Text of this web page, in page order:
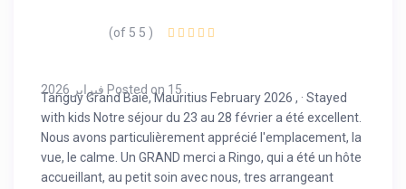
Posted on 15 فبراير 2026
( 5 of 5)
Tanguy Grand Baie, Mauritius February 2026 , · Stayed
with kids Notre séjour du 23 au 28 février a été excellent.
Nous avons particulièrement apprécié l'emplacement, la
vue, le calme. Un GRAND merci a Ringo, qui a été un hôte
accueillant, au petit soin avec nous, tres arrangeant